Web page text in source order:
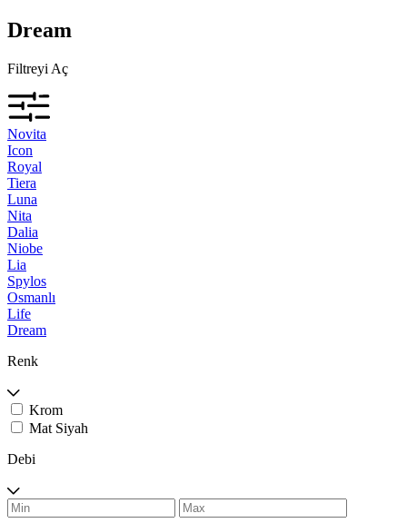
Dream
Filtreyi Aç
Novita
Icon
Royal
Tiera
Luna
Nita
Dalia
Niobe
Lia
Spylos
Osmanlı
Life
Dream
Renk
Krom
Mat Siyah
Debi